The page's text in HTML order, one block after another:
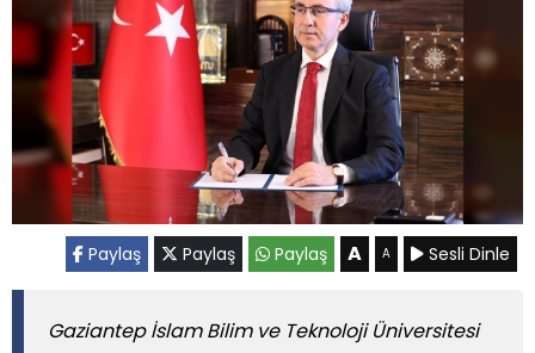
Paylaş Paylaş Paylaş A A Sesli Dinle
Gaziantep İslam Bilim ve Teknoloji Üniversitesi